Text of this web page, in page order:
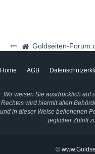
Goldseiten-Forum.com |
Home AGB
Wir weisen Sie ausdrücklich auf
Rechtes wird hiermit allen
und in dieser Weise beliehenen
jeglicher Zutritt
©